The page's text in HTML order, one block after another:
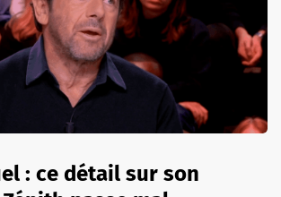
: ce détail sur son